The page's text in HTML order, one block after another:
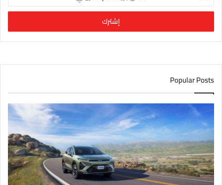
خ
ب
ر
د
ا
ل
إ
ل
ك
ت
ر
و
ن
ي
Popular Posts